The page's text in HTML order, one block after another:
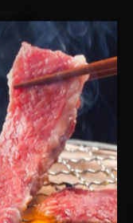
方
特別な楽しみ方
牛や讃岐牛とい
く、食材の質や提
肉を囲んで家族や
肉や個室焼肉な
も香川焼肉の魅力